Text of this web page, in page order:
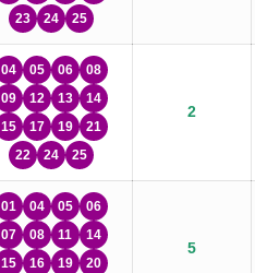
23
24 25
04 05 06
08
09
12 13
14
15
17 19
21
22
24 25
2
01 04 05
06
07
08 11
14
15
16 19
20
5